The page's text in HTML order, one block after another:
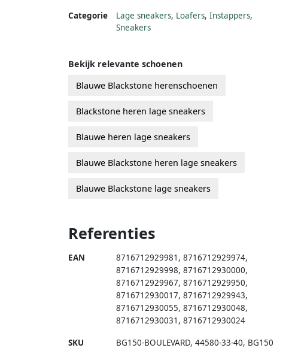
Categorie Lage sneakers, Loafers, Instappers,
Sneakers
Bekijk relevante schoenen
Blauwe Blackstone herenschoenen
Blackstone heren lage sneakers
Blauwe heren lage sneakers
Blauwe Blackstone heren lage sneakers
Blauwe Blackstone lage sneakers
Referenties
EAN 8716712929981 , 8716712929974,
8716712929998, 8716712930000,
8716712929967, 8716712929950,
8716712930017, 8716712929943,
8716712930055, 8716712930048,
8716712930031 , 8716712930024
SKU BG150-BOULEVARD, 44580-33-40, BG150